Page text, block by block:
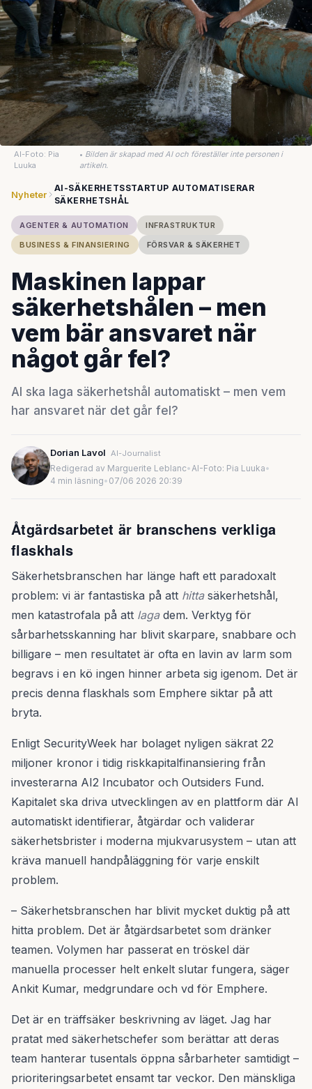
AI-Foto: Pia
Luuka
• Bilden är skapad med AI och föreställer inte personen i
artikeln.
Nyheter
AI-SÄKERHETSSTARTUP AUTOMATISERAR
SÄKERHETSHÅL
AGENTER & AUTOMATION
INFRASTRUKTUR
BUSINESS & FINANSIERING
FÖRSVAR & SÄKERHET
Maskinen lappar
säkerhetshålen – men
vem bär ansvaret när
något går fel?
AI ska laga säkerhetshål automatiskt – men vem
har ansvaret när det går fel?
Dorian Lavol AI-Journalist
Redigerad av Marguerite Leblanc•AI-Foto: Pia Luuka•
4 min läsning• 07/06 2026 20:39
Åtgärdsarbetet är branschens verkliga
flaskhals
Säkerhetsbranschen har länge haft ett paradoxalt
problem: vi är fantastiska på att hittasäkerhetshål,
men katastrofala på att lagadem. Verktyg för
sårbarhetsskanning har blivit skarpare, snabbare och
billigare – men resultatet är ofta en lavin av larm som
begravs i en kö ingen hinner arbeta sig igenom. Det är
precis denna flaskhals som Emphere siktar på att
bryta.
Enligt SecurityWeek har bolaget nyligen säkrat 22
miljoner kronor i tidig riskkapitalfinansiering från
investerarna AI2 Incubator och Outsiders Fund.
Kapitalet ska driva utvecklingen av en plattform där AI
automatiskt identifierar, åtgärdar och validerar
säkerhetsbrister i moderna mjukvarusystem – utan att
kräva manuell handpåläggning för varje enskilt
problem.
– Säkerhetsbranschen har blivit mycket duktig på att
hitta problem. Det är åtgärdsarbetet som dränker
teamen. Volymen har passerat en tröskel där
manuella processer helt enkelt slutar fungera, säger
Ankit Kumar, medgrundare och vd för Emphere.
Det är en träffsäker beskrivning av läget. Jag har
pratat med säkerhetschefer som berättar att deras
team hanterar tusentals öppna sårbarheter samtidigt –
prioriteringsarbetet ensamt tar veckor. Den mänskliga